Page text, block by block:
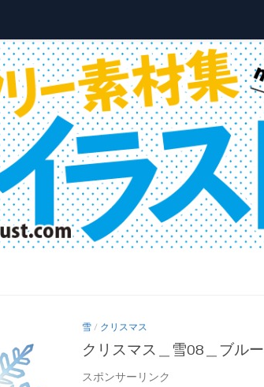
雪 / クリスマス
クリスマス＿雪08＿ブルー
スポンサーリンク